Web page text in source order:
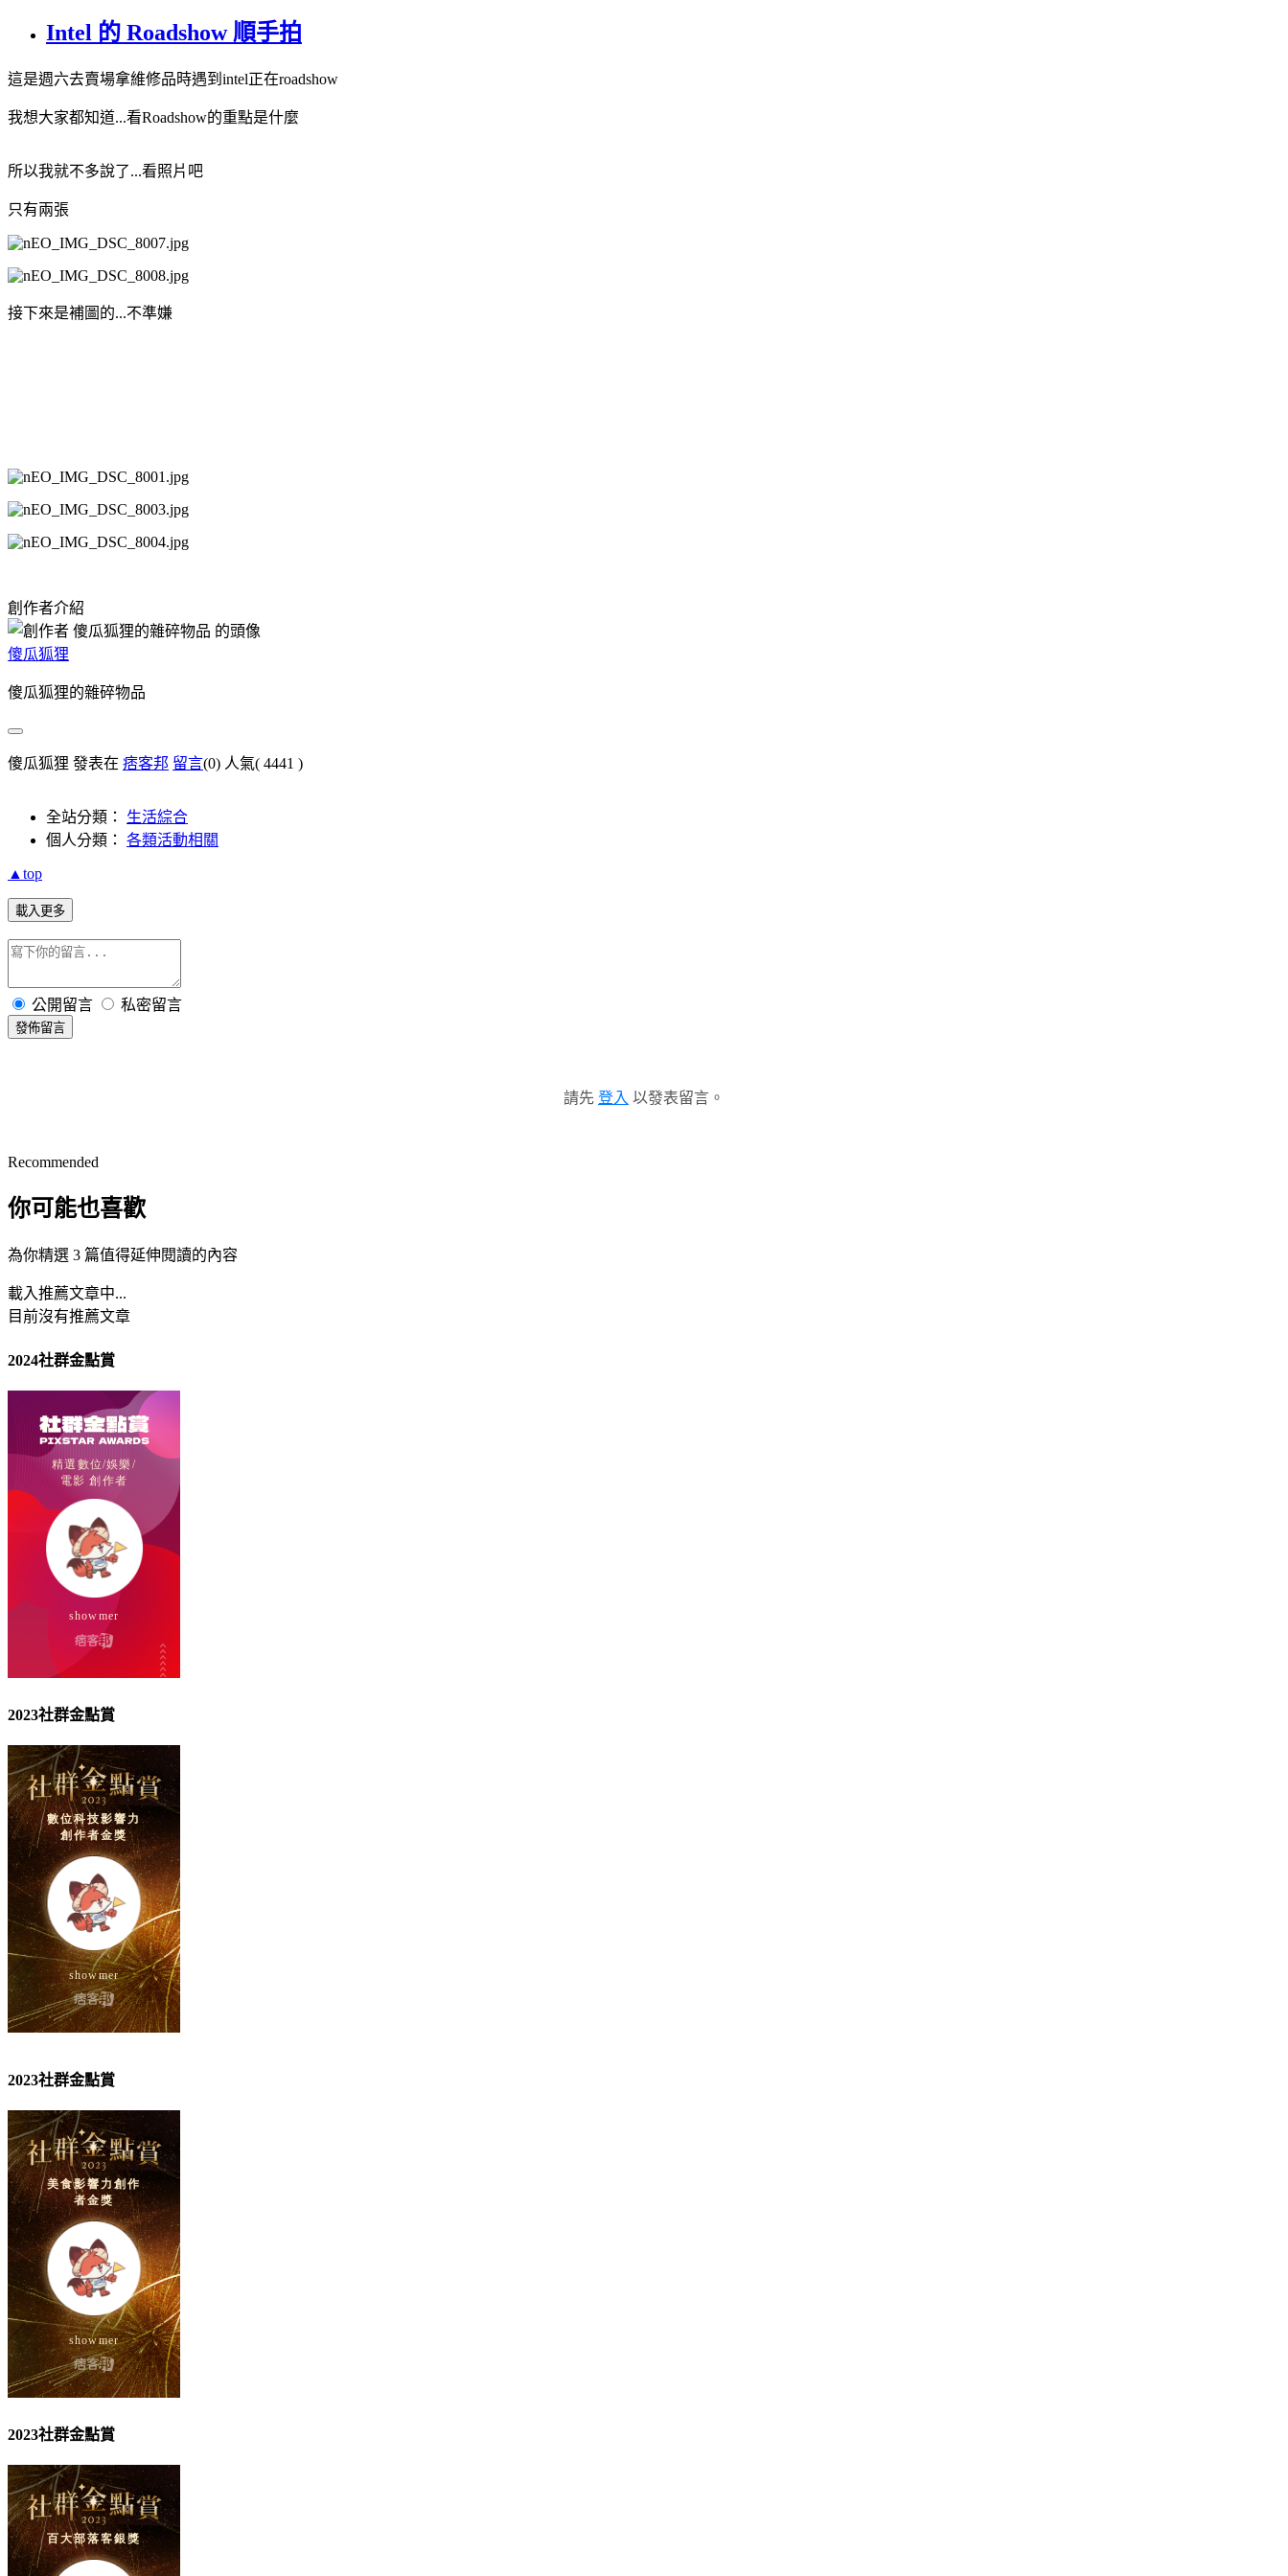
Intel 的 Roadshow 順手拍
這是週六去賣場拿維修品時遇到intel正在roadshow
我想大家都知道...看Roadshow的重點是什麼
所以我就不多說了...看照片吧
只有兩張
接下來是補圖的...不準嫌
創作者介紹
傻瓜狐狸
傻瓜狐狸的雜碎物品
傻瓜狐狸 發表在 痞客邦 留言(0) 人氣( 4441 )
全站分類： 生活綜合
個人分類： 各類活動相關
▲top
載入更多
公開留言 私密留言
發佈留言
請先 登入 以發表留言。
Recommended
你可能也喜歡
為你精選 3 篇值得延伸閱讀的內容
載入推薦文章中...
目前沒有推薦文章
2024社群金點賞
2023社群金點賞
2023社群金點賞
2023社群金點賞